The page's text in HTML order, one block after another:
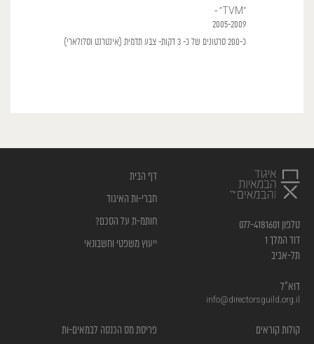
"TVM" -
2005-2009
כ-200 סרטונים של כ- 3 דקות- צבע תדמית (אינטרנט וסלולארי)
טלפון 077-4181601
דוד המלך 1
תל-אביב
דוא”ל
info@directorsguild.org.il
דף הבית
חברי-ות האיגוד
חותמ-ת על הסכם?
ייעוץ משפטי וחשבונאי
קולות קוראים פריסת מס הכנסה לבמאים-ות